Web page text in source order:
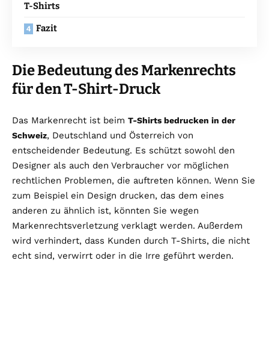
T-Shirts
Fazit
Die Bedeutung des Markenrechts
für den T-Shirt-Druck
Das Markenrecht ist beim T-Shirts bedrucken in der
Schweiz, Deutschland und Österreich von
entscheidender Bedeutung. Es schützt sowohl den
Designer als auch den Verbraucher vor möglichen
rechtlichen Problemen, die auftreten können. Wenn Sie
zum Beispiel ein Design drucken, das dem eines
anderen zu ähnlich ist, könnten Sie wegen
Markenrechtsverletzung verklagt werden. Außerdem
wird verhindert, dass Kunden durch T-Shirts, die nicht
echt sind, verwirrt oder in die Irre geführt werden.